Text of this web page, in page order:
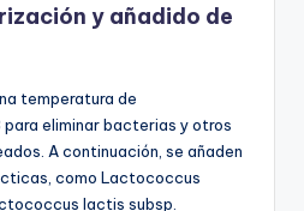
y añadido de
temperatura de
para eliminar bacterias y otros
A continuación, se añaden
como Lactococcus
lactis subsp.